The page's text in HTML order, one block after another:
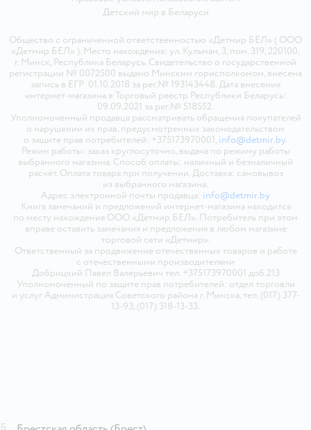
Детский мир в Беларуси
Общество с ограниченной ответственностью «Детмир БЕЛ» ( ООО
«Детмир БЕЛ» ). Место нахождения: ул. Кульман, 3, пом. 319, 220100,
г. Минск, Республика Беларусь. Свидетельство о государственной
регистрации № 0072500 выдано Минским горисполкомом, внесена
запись в ЕГР 01.10.2018 за рег.№ 193143448. Дата внесения
интернет-магазина в Торговый реестр Республики Беларусь:
09.09.2021 за рег.№ 518552.
Уполномоченный продавца рассматривать обращения покупателей
о нарушении их прав, предусмотренных законодательством
о защите прав потребителей: +375173970001, info@detmir.by.
Режим работы: заказ круглосуточно, выдача по режиму работы
выбранного магазина. Способ оплаты: наличный и безналичный
расчёт. Оплата товара при получении. Доставка: самовывоз
из выбранного магазина.
Адрес электронной почты продавца: info@detmir.by
Книга замечаний и предложений интернет-магазина находится
по месту нахождения ООО «Детмир БЕЛ». Потребитель при этом
вправе оставить замечания и предложения в любом магазине
торговой сети «Детмир».
Ответственный за продвижение отечественных товаров и работе
с отечественными производителями
Добрицкий Павел Валерьевич тел. +375173970001 доб.213
Уполномоченный по защите прав потребителей: отдел торговли
и услуг Администрация Советского района г. Минска, тел. (017) 377-
13-93, (017) 318-13-33.